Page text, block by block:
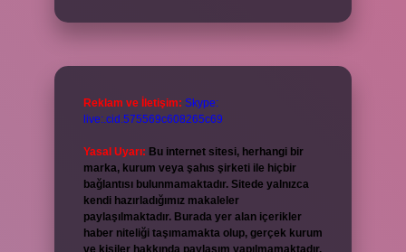
Reklam ve İletişim: Skype:
live:.cid.575569c608265c69
Yasal Uyarı: Bu internet sitesi, herhangi bir
marka, kurum veya şahıs şirketi ile hiçbir
bağlantısı bulunmamaktadır. Sitede yalnızca
kendi hazırladığımız makaleler
paylaşılmaktadır. Burada yer alan içerikler
haber niteliği taşımamakta olup, gerçek kurum
ve kişiler hakkında paylaşım yapılmamaktadır.